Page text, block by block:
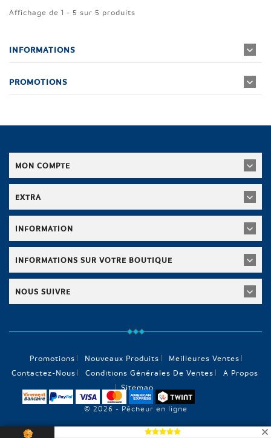
Affichage de 1 - 5 sur 5 produits
INFORMATIONS
PROMOTIONS
MON COMPTE
EXTRA
INFORMATION
INFORMATIONS SUR VOTRE BOUTIQUE
NOUS SUIVRE
Promotions Nouveaux Produits
Meilleures Ventes
Contactez-Nous
Conditions Générales De Ventes
A Propos
Sitemap
© 2026 - Pêcheur en ligne